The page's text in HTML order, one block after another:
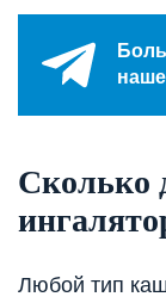
Сколько
Любой тип